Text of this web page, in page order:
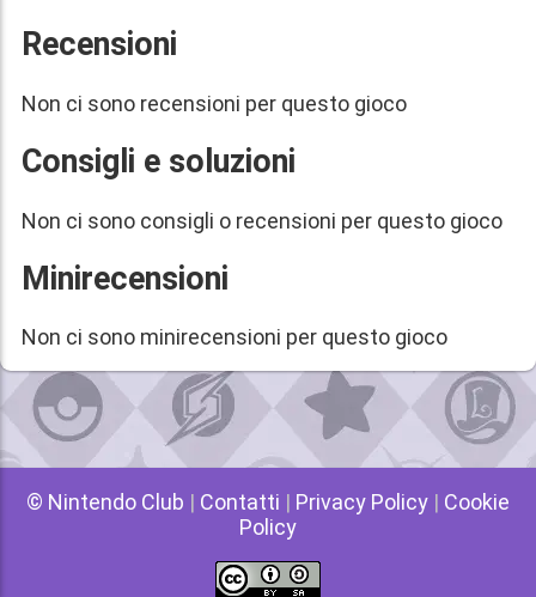
Recensioni
Non ci sono recensioni per questo gioco
Consigli e soluzioni
Non ci sono consigli o recensioni per questo gioco
Minirecensioni
Non ci sono minirecensioni per questo gioco
© Nintendo Club | Contatti | Privacy Policy | Cookie
Policy